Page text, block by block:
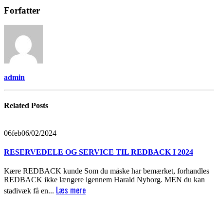
Forfatter
admin
Related Posts
06feb06/02/2024
RESERVEDELE OG SERVICE TIL REDBACK I 2024
Kære REDBACK kunde Som du måske har bemærket, forhandles
REDBACK ikke længere igennem Harald Nyborg. MEN du kan
stadivæk få en... Læs mere